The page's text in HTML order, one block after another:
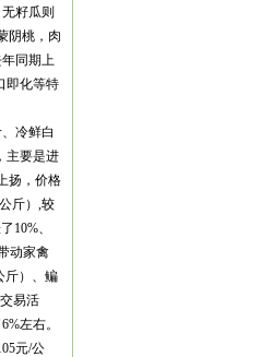
籽瓜则
阴桃，肉
同期上
即化等特
冷鲜白
主要是进
扬，价格
斤）,较
10%、
动家禽
斤）、鳊
易活
左右。
元/公